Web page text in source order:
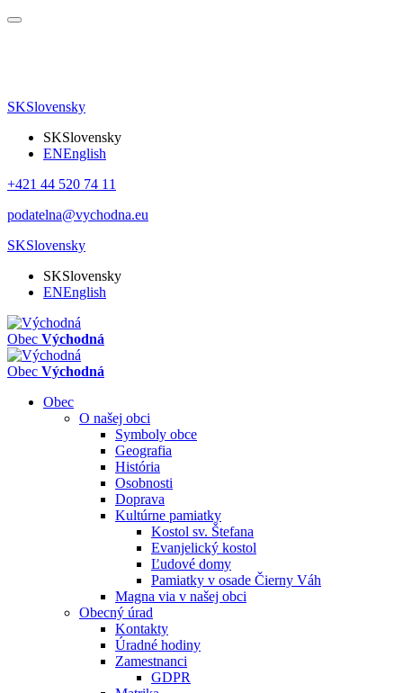
SKSlovensky
SKSlovensky
ENEnglish
+421 44 520 74 11
podatelna@vychodna.eu
SKSlovensky
SKSlovensky
ENEnglish
Obec Východná
Obec Východná
Obec
O našej obci
Symboly obce
Geografia
História
Osobnosti
Doprava
Kultúrne pamiatky
Kostol sv. Štefana
Evanjelický kostol
Ľudové domy
Pamiatky v osade Čierny Váh
Magna via v našej obci
Obecný úrad
Kontakty
Úradné hodiny
Zamestnanci
GDPR